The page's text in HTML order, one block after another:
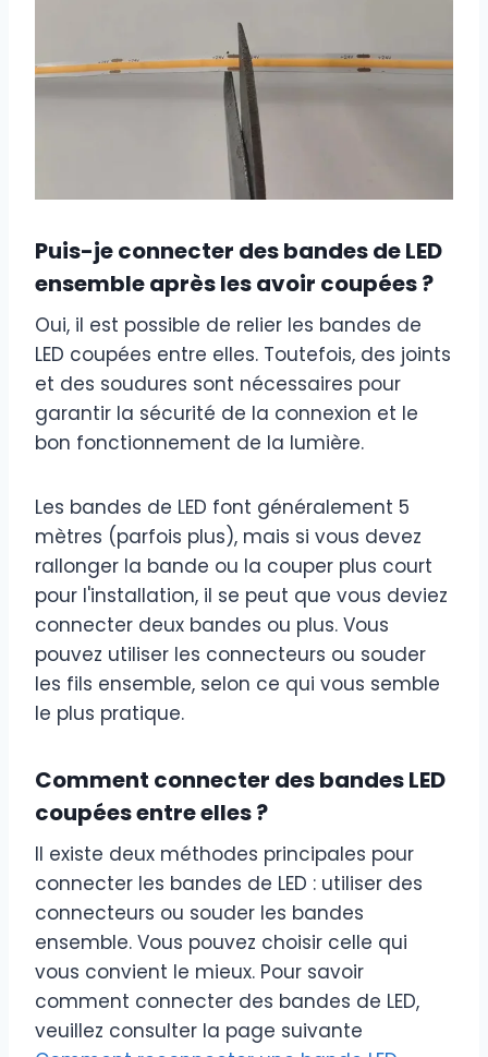
Puis-je connecter des bandes de LED
ensemble après les avoir coupées ?
Oui, il est possible de relier les bandes de
LED coupées entre elles. Toutefois, des joints
et des soudures sont nécessaires pour
garantir la sécurité de la connexion et le
bon fonctionnement de la lumière.
Les bandes de LED font généralement 5
mètres (parfois plus), mais si vous devez
rallonger la bande ou la couper plus court
pour l'installation, il se peut que vous deviez
connecter deux bandes ou plus. Vous
pouvez utiliser les connecteurs ou souder
les fils ensemble, selon ce qui vous semble
le plus pratique.
Comment connecter des bandes LED
coupées entre elles ?
Il existe deux méthodes principales pour
connecter les bandes de LED : utiliser des
connecteurs ou souder les bandes
ensemble. Vous pouvez choisir celle qui
vous convient le mieux. Pour savoir
comment connecter des bandes de LED,
veuillez consulter la page suivante